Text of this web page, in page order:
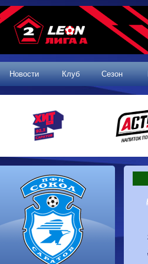
Новости Клуб Сезон
1 тур, 19.07.2026
1-1
Калуга
Динамо
0-0
Волгарь
0-0
Динамо-Брянск
2-1
Алания
1-2 Сибирь